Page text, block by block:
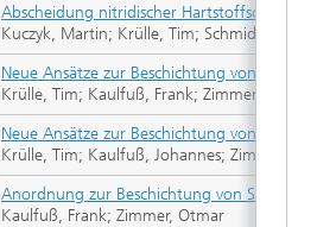
Abscheidung nitridischer
Kuczyk, Martin; Krülle, Tim; Schmidt,
Neue Ansätze zur Beschichtung von
Krülle, Tim; Kaulfuß, Frank; Zimmer,
Neue Ansätze zur Beschichtung von
Krülle, Tim; Kaulfuß, Johannes; Zimmer,
Anordnung zur Beschichtung von
Kaulfuß, Frank; Zimmer, Otmar